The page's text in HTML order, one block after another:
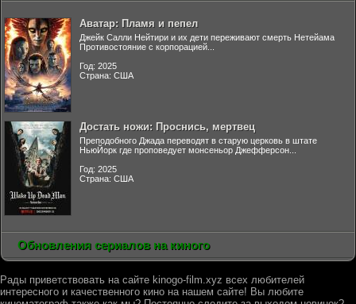
Аватар: Пламя и пепел
Джейк Салли Нейтири и их дети переживают смерть Нетейама
Противостояние с корпорацией...
Год: 2025
Страна: США
Достать ножи: Проснись, мертвец
Преподобного Джада переводят в старую церковь в штате
НьюЙорк где проповедует монсеньор Джефферсон...
Год: 2025
Страна: США
Обновления сериалов на киного
Рады приветствовать на сайте kinogo-film.xyz всех любителей
интересного и качественного кино на нашем сайте! Вы любите